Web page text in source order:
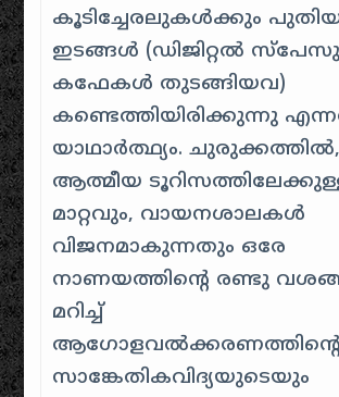
കൂടിച്ചേരലുകൾക്കും
ഇടങ്ങൾ (ഡിജിറ്റൽ
കഫേകൾ തുടങ്ങിയവ)
കണ്ടെത്തിയിരിക്കുന്നു
യാഥാർത്ഥ്യം. ചുരുക്കത്തിൽ,
ആത്മീയ
മാറ്റവും, വായനശാലകൾ
വിജനമാകുന്നതും ഒരേ
നാണയത്തിന്റെ രണ്ടു
മറിച്ച്
സാങ്കേതികവിദ്യയുടെയും